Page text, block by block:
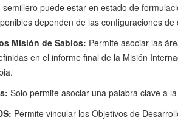
semillero puede estar en estado de
dependen de las configuraciones de
Misión de Sabios: Permite asociar las
en el informe final de la Misión
Solo permite asociar una palabra clave a
Permite vincular los Objetivos de